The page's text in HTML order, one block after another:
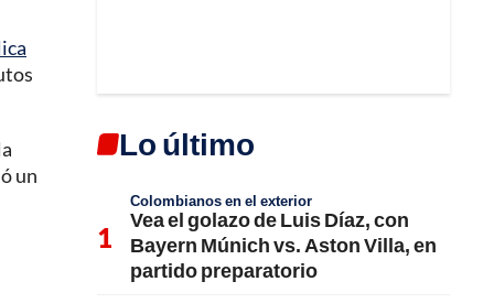
un
Lo último
Colombianos en el exterior
Vea el golazo de Luis Díaz, con
Bayern Múnich vs. Aston Villa, en
partido preparatorio